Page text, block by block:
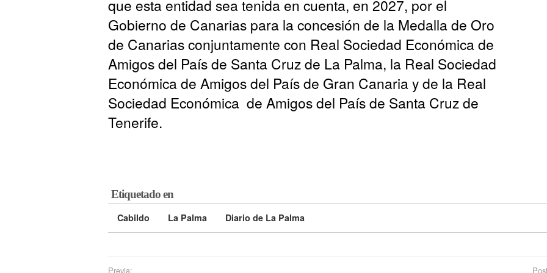
que esta entidad sea tenida en cuenta, en 2027, por el
Gobierno de Canarias para la concesión de la Medalla de Oro
de Canarias conjuntamente con Real Sociedad Económica de
Amigos del País de Santa Cruz de La Palma, la Real Sociedad
Económica de Amigos del País de Gran Canaria y de la Real
Sociedad Económica de Amigos del País de Santa Cruz de
Tenerife.
Etiquetado en
Cabildo La Palma Diario de La Palma
Previa: